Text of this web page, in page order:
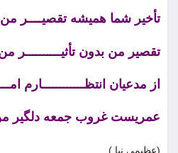
تأخیر شما همیشه تقصیــــر
تقصیر من بدون
از مدعیان انتظــــــــــــارم
عمریست غروب جمعه دلگیر
(عظیمی نیا )